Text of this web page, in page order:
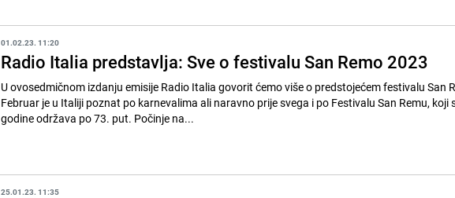
01.02.23. 11:20
Radio Italia predstavlja: Sve o festivalu San Remo 2023
U ovosedmičnom izdanju emisije Radio Italia govorit ćemo više o predstojećem festivalu San
Februar je u Italiji poznat po karnevalima ali naravno prije svega i po Festivalu San Remu, koji
godine održava po 73. put. Počinje na...
25.01.23. 11:35